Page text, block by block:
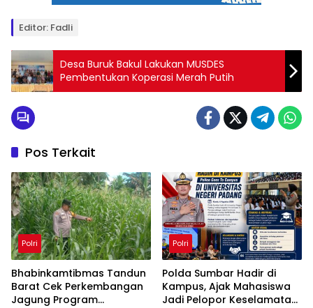
Editor: Fadli
Desa Buruk Bakul Lakukan MUSDES
Pembentukan Koperasi Merah Putih
Pos Terkait
Polri
Bhabinkamtibmas Tandun
Barat Cek Perkembangan
Jagung Program
Polri
Polda Sumbar Hadir di
Kampus, Ajak Mahasiswa
Jadi Pelopor Keselamatan